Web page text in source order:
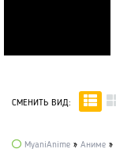
СМЕНИТЬ ВИД:
MyaniAnime » Аниме »